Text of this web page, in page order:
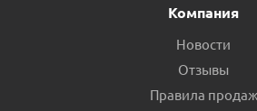
Компания
Новости
Отзывы
Правила продаж